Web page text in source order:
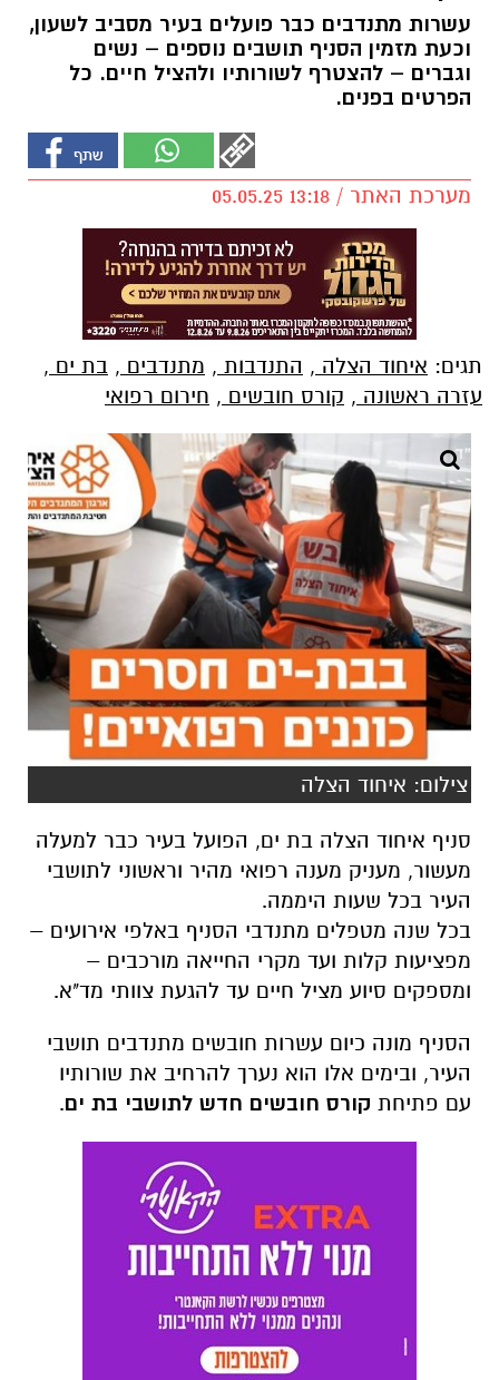
עשרות מתנדבים כבר פועלים בעיר מסביב לשעון,
וכעת מזמין הסניף תושבים נוספים – נשים
וגברים – להצטרף לשורותיו ולהציל חיים. כל
הפרטים בפנים.
מערכת האתר / 13:18 05.05.25
תגים: איחוד הצלה , התנדבות , מתנדבים , בת ים ,
עזרה ראשונה , קורס חובשים , חירום רפואי
צילום: איחוד הצלה
סניף איחוד הצלה בת ים, הפועל בעיר כבר למעלה
מעשור, מעניק מענה רפואי מהיר וראשוני לתושבי
העיר בכל שעות היממה.
בכל שנה מטפלים מתנדבי הסניף באלפי אירועים –
מפציעות קלות ועד מקרי החייאה מורכבים –
ומספקים סיוע מציל חיים עד להגעת צוותי מד"א.
הסניף מונה כיום עשרות חובשים מתנדבים תושבי
העיר, ובימים אלו הוא נערך להרחיב את שורותיו
עם פתיחת קורס חובשים חדש לתושבי בת ים.